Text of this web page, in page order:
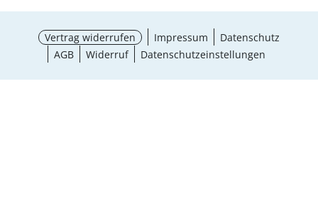
Vertrag widerrufen Impressum
Datenschutz
AGB
Widerruf Datenschutzeinstellungen